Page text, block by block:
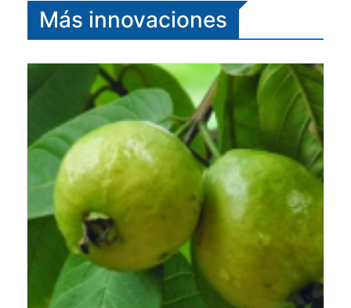
Más innovaciones